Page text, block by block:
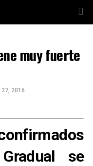
muy fuerte
2016
se